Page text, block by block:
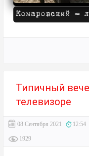
Комаровский -
Типичный
телевизоре
08 Сентября 2021 12:54
1929